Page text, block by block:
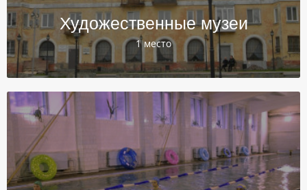
Художественные музеи
1 место